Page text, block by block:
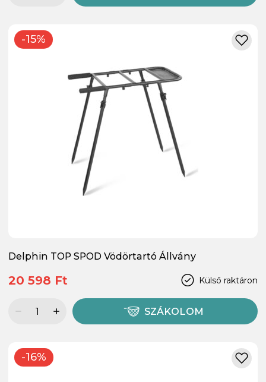
-15%
Delphin TOP SPOD Vödörtartó Állvány
Külső raktáron
20 598 Ft
SZÁKOLOM
-16%